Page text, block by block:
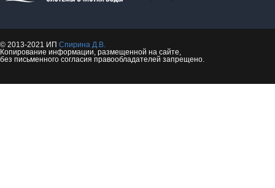
© 2013-2021 ИП Спирина Д.В.
Копирование информации, размещенной на сайте,
без письменного согласия правообладателей запрещено.